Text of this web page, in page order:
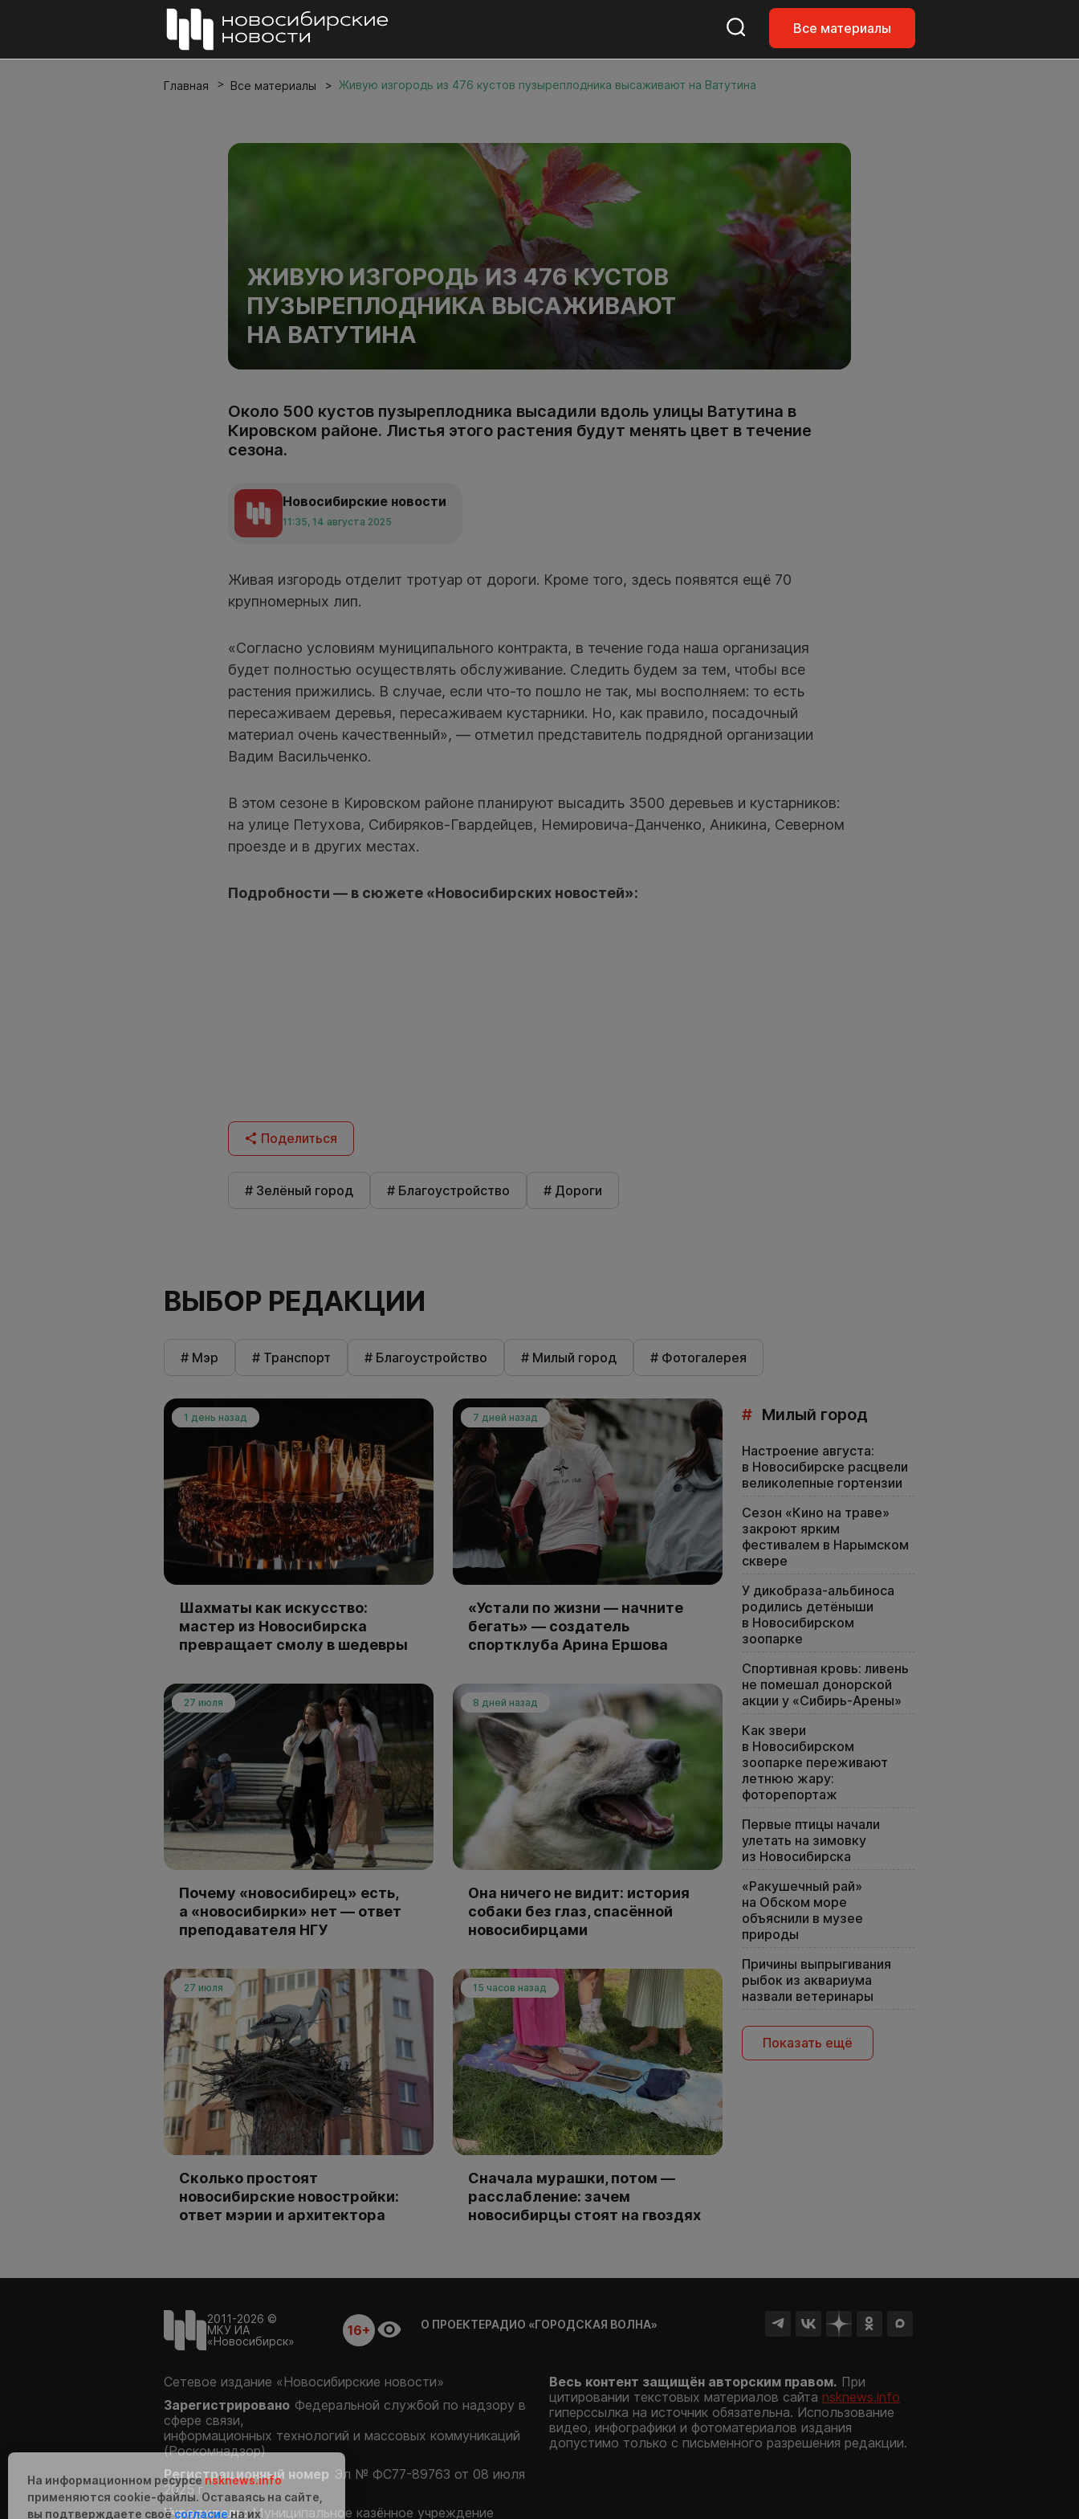
Все материалы
Главная Все материалы Живую изгородь из 476 кустов пузыреплодника высаживают на Ватутина
ЖИВУЮ ИЗГОРОДЬ ИЗ 476 КУСТОВ
ПУЗЫРЕПЛОДНИКА ВЫСАЖИВАЮТ
НА ВАТУТИНА
Около 500 кустов пузыреплодника высадили вдоль улицы Ватутина в
Кировском районе. Листья этого растения будут менять цвет в течение
сезона.
Новосибирские новости
11:35, 14 августа 2025
Живая изгородь отделит тротуар от дороги. Кроме того, здесь появятся ещё 70
крупномерных лип.
«Согласно условиям муниципального контракта, в течение года наша организация
будет полностью осуществлять обслуживание. Следить будем за тем, чтобы все
растения прижились. В случае, если что-то пошло не так, мы восполняем: то есть
пересаживаем деревья, пересаживаем кустарники. Но, как правило, посадочный
материал очень качественный», — отметил представитель подрядной организации
Вадим Васильченко.
В этом сезоне в Кировском районе планируют высадить 3500 деревьев и кустарников:
на улице Петухова, Сибиряков-Гвардейцев, Немировича-Данченко, Аникина, Северном
проезде и в других местах.
Подробности — в сюжете «Новосибирских новостей»:
Поделиться
# Зелёный город # Благоустройство # Дороги
ВЫБОР РЕДАКЦИИ
# Мэр # Транспорт # Благоустройство # Милый город # Фотогалерея
1 день назад
Шахматы как искусство:
мастер из Новосибирска
превращает смолу в шедевры
7 дней назад
«Устали по жизни — начните
бегать» — создатель
спортклуба Арина Ершова
27 июля
Почему «новосибирец» есть,
а «новосибирки» нет — ответ
преподавателя НГУ
8 дней назад
Она ничего не видит: история
собаки без глаз, спасённой
новосибирцами
27 июля
Сколько простоят
новосибирские новостройки:
ответ мэрии и архитектора
15 часов назад
Сначала мурашки, потом —
расслабление: зачем
новосибирцы стоят на гвоздях
# Милый город
Настроение августа:
в Новосибирске расцвели
великолепные гортензии
Сезон «Кино на траве»
закроют ярким
фестивалем в Нарымском
сквере
У дикобраза-альбиноса
родились детёныши
в Новосибирском
зоопарке
Спортивная кровь: ливень
не помешал донорской
акции у «Сибирь-Арены»
Как звери
в Новосибирском
зоопарке переживают
летнюю жару:
фоторепортаж
Первые птицы начали
улетать на зимовку
из Новосибирска
«Ракушечный рай»
на Обском море
объяснили в музее
природы
Причины выпрыгивания
рыбок из аквариума
назвали ветеринары
Показать ещё
2011-2026 ©
МКУ ИА
«Новосибирск»
16+ О ПРОЕКТЕРАДИО «ГОРОДСКАЯ ВОЛНА»
Сетевое издание «Новосибирские новости»
Зарегистрировано Федеральной службой по надзору в
сфере связи,
информационных технологий и массовых коммуникаций
(Роскомнадзор)
Регистрационный номер Эл № ФС77-89763 от 08 июля
2025 г.
Учредитель: Муниципальное казённое учреждение
Весь контент защищён авторским правом. При
цитировании текстовых материалов сайта nsknews.info
гиперссылка на источник обязательна. Использование
видео, инфографики и фотоматериалов издания
допустимо только с письменного разрешения редакции.
На информационном ресурсе nsknews.info
применяются cookie-файлы. Оставаясь на сайте,
вы подтверждаете своёсогласиена их